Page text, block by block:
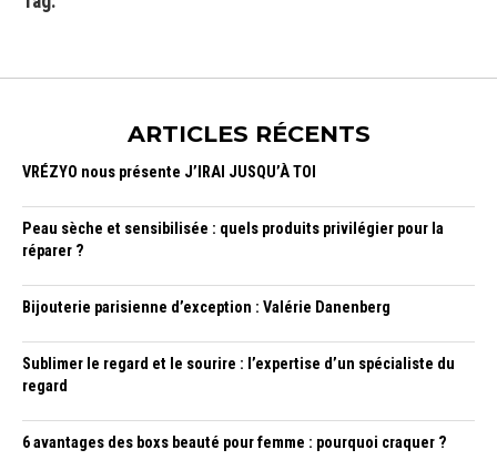
ARTICLES RÉCENTS
VRÉZYO nous présente J’IRAI JUSQU’À TOI
Peau sèche et sensibilisée : quels produits privilégier pour la
réparer ?
Bijouterie parisienne d’exception : Valérie Danenberg
Sublimer le regard et le sourire : l’expertise d’un spécialiste du
regard
6 avantages des boxs beauté pour femme : pourquoi craquer ?